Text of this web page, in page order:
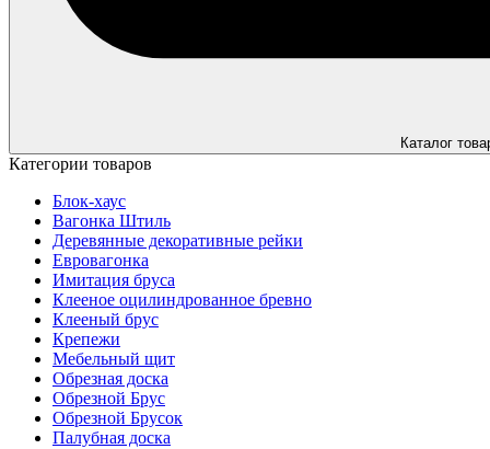
Каталог
Категории товаров
Блок-хаус
Вагонка Штиль
Деревянные декоративные рейки
Евровагонка
Имитация бруса
Клееное оцилиндрованное бревно
Клееный брус
Крепежи
Мебельный щит
Обрезная доска
Обрезной Брус
Обрезной Брусок
Палубная доска